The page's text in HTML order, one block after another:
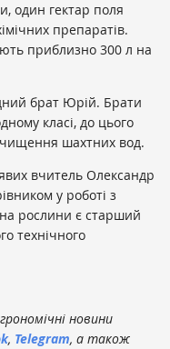
один гектар поля
препаратів.
приблизно 300 л на
брат Юрій. Брати
класі, до цього
шахтних вод.
вчитель Олександр
у роботі з
рослини є старший
технічного
новини
, Telegram, а також